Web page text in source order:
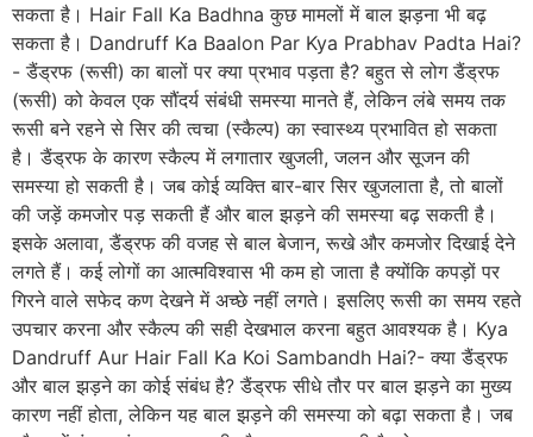
सकता है। Hair Fall Ka Badhna कुछ मामलों में बाल झड़ना भी बढ़
सकता है। Dandruff Ka Baalon Par Kya Prabhav Padta Hai?
- डैंड्रफ (रूसी) का बालों पर क्या प्रभाव पड़ता है? बहुत से लोग डैंड्रफ
(रूसी) को केवल एक सौंदर्य संबंधी समस्या मानते हैं, लेकिन लंबे समय तक
रूसी बने रहने से सिर की त्वचा (स्कैल्प) का स्वास्थ्य प्रभावित हो सकता
है। डैंड्रफ के कारण स्कैल्प में लगातार खुजली, जलन और सूजन की
समस्या हो सकती है। जब कोई व्यक्ति बार-बार सिर खुजलाता है, तो बालों
की जड़ें कमजोर पड़ सकती हैं और बाल झड़ने की समस्या बढ़ सकती है।
इसके अलावा, डैंड्रफ की वजह से बाल बेजान, रूखे और कमजोर दिखाई देने
लगते हैं। कई लोगों का आत्मविश्वास भी कम हो जाता है क्योंकि कपड़ों पर
गिरने वाले सफेद कण देखने में अच्छे नहीं लगते। इसलिए रूसी का समय रहते
उपचार करना और स्कैल्प की सही देखभाल करना बहुत आवश्यक है। Kya
Dandruff Aur Hair Fall Ka Koi Sambandh Hai?- क्या डैंड्रफ
और बाल झड़ने का कोई संबंध है? डैंड्रफ सीधे तौर पर बाल झड़ने का मुख्य
कारण नहीं होता, लेकिन यह बाल झड़ने की समस्या को बढ़ा सकता है। जब